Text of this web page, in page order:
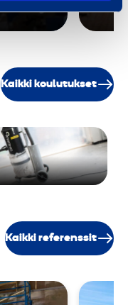
Kaikki koulutukset
Kaikki referenssit